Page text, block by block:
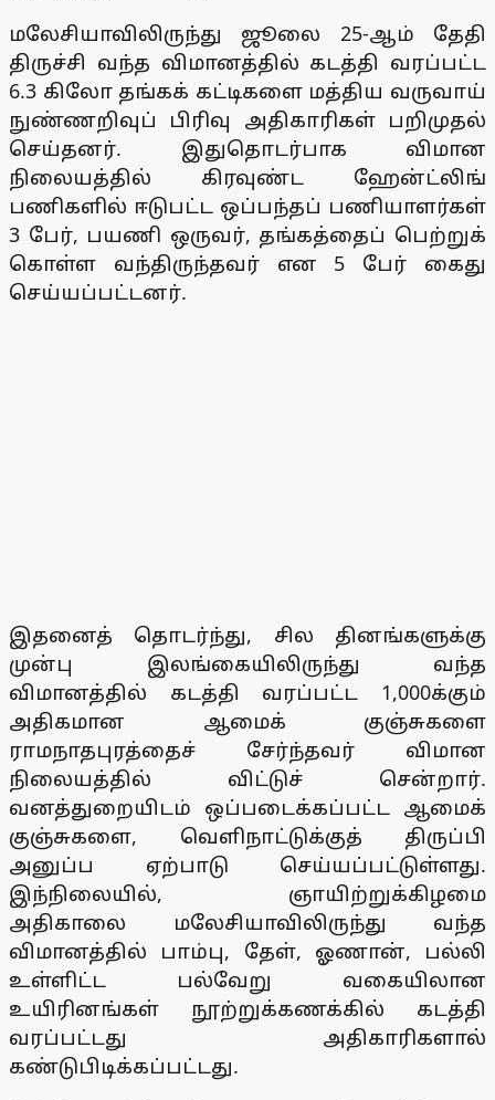
மலேசியாவிலிருந்து ஜூலை 25-ஆம் தேதி
திருச்சி வந்த விமானத்தில் கடத்தி வரப்பட்ட
6.3 கிலோ தங்கக் கட்டிகளை மத்திய வருவாய்
நுண்ணறிவுப் பிரிவு அதிகாரிகள் பறிமுதல்
செய்தனர். இதுதொடர்பாக விமான
நிலையத்தில் கிரவுண்ட ஹேன்ட்லிங்
பணிகளில் ஈடுபட்ட ஒப்பந்தப் பணியாளர்கள்
3 பேர், பயணி ஒருவர், தங்கத்தைப் பெற்றுக்
கொள்ள வந்திருந்தவர் என 5 பேர் கைது
செய்யப்பட்டனர்.
இதனைத் தொடர்ந்து, சில தினங்களுக்கு
முன்பு இலங்கையிலிருந்து வந்த
விமானத்தில் கடத்தி வரப்பட்ட 1,000க்கும்
அதிகமான ஆமைக் குஞ்சுகளை
ராமநாதபுரத்தைச் சேர்ந்தவர் விமான
நிலையத்தில் விட்டுச் சென்றார்.
வனத்துறையிடம் ஒப்படைக்கப்பட்ட ஆமைக்
குஞ்சுகளை, வெளிநாட்டுக்குத் திருப்பி
அனுப்ப ஏற்பாடு செய்யப்பட்டுள்ளது.
இந்நிலையில், ஞாயிற்றுக்கிழமை
அதிகாலை மலேசியாவிலிருந்து வந்த
விமானத்தில் பாம்பு, தேள், ஓணான், பல்லி
உள்ளிட்ட பல்வேறு வகையிலான
உயிரினங்கள் நூற்றுக்கணக்கில் கடத்தி
வரப்பட்டது அதிகாரிகளால்
கண்டுபிடிக்கப்பட்டது.